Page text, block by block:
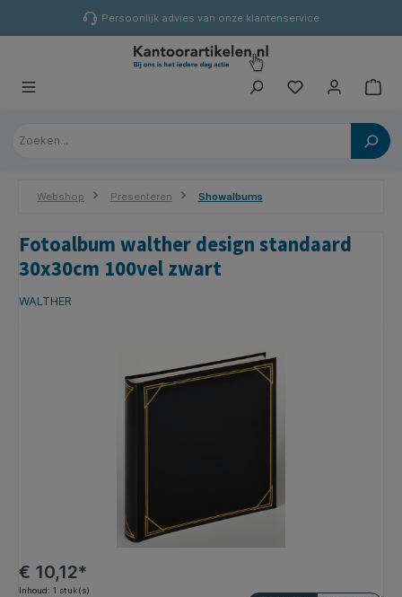
Persoonlijk advies van onze klantenservice
Webshop Presenteren Showalbums
Fotoalbum walther design standaard
30x30cm 100vel zwart
WALTHER
€ 10,12*
Inhoud: 1 stuk(s)